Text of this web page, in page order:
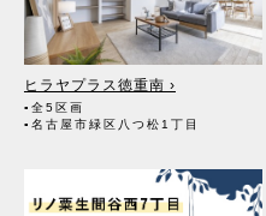
ヒラヤプラス徳重南 ›
▪全5区画
▪名古屋市緑区八つ松1丁目